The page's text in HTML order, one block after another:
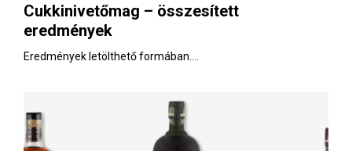
Cukkinivetőmag – összesített
eredmények
Eredmények letölthető formában....